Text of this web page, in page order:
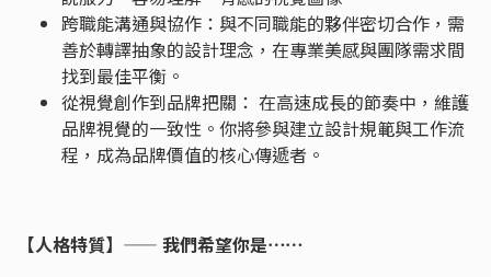
跨職能溝通與協作：與不同職能的夥伴密切合作，需
善於轉譯抽象的設計理念，在專業美感與團隊需求間
找到最佳平衡。
從視覺創作到品牌把關： 在高速成長的節奏中，維護
品牌視覺的一致性。你將參與建立設計規範與工作流
程，成為品牌價值的核心傳遞者。
【人格特質】—— 我們希望你是⋯⋯